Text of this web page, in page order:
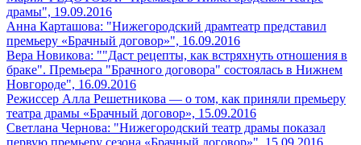
драмы", 19.09.2016
Анна Карташова: "Нижегородский драмтеатр представил
премьеру «Брачный договор»", 16.09.2016
Вера Новикова: ""Даст рецепты, как встряхнуть отношения в
браке". Премьера "Брачного договора" состоялась в Нижнем
Новгороде", 16.09.2016
Режиссер Алла Решетникова — о том, как приняли премьеру
театра драмы «Брачный договор», 15.09.2016
Светлана Чернова: "Нижегородский театр драмы показал
первую премьеру сезона «Брачный договор»", 15.09.2016